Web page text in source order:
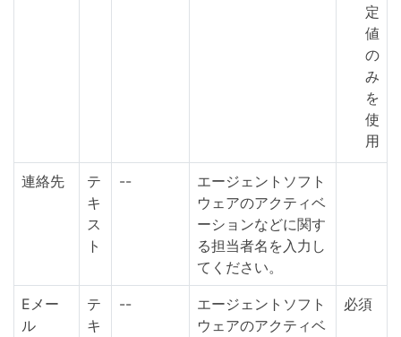
定
値
の
み
を
使
用
連絡先
テ
キ
ス
ト
--
エージェントソフト
ウェアのアクティベ
ーションなどに関す
る担当者名を入力し
てください。
Eメー
ル
テ
キ
--
エージェントソフト
ウェアのアクティベ
必須